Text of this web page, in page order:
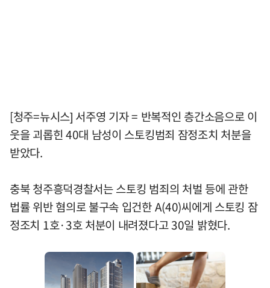
[청주=뉴시스] 서주영 기자 = 반복적인 층간소음으로 이
웃을 괴롭힌 40대 남성이 스토킹범죄 잠정조치 처분을
받았다.
충북 청주흥덕경찰서는 스토킹 범죄의 처벌 등에 관한
법률 위반 혐의로 불구속 입건한 A(40)씨에게 스토킹 잠
정조치 1호·3호 처분이 내려졌다고 30일 밝혔다.